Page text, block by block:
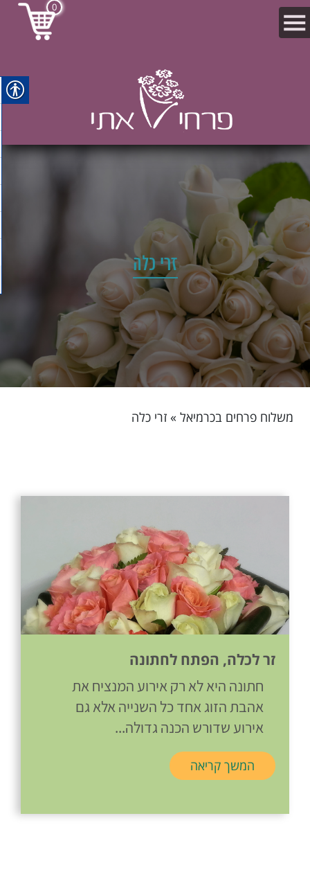
0
זרי כלה
משלוח פרחים בכרמיאל» זרי כלה
זר לכלה, הפתח לחתונה
חתונה היא לא רק אירוע המנציח את
אהבת הזוג אחד כל השנייה אלא גם
אירוע שדורש הכנה גדולה...
המשך קריאה